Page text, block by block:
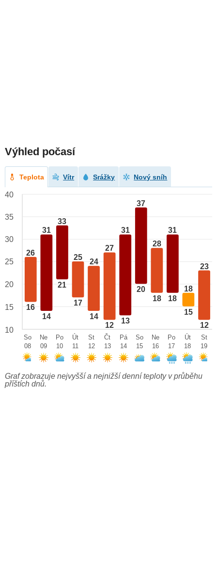
Výhled počasí
Teplota Vítr Srážky Nový sníh
26
16
31
14
33
21
25
17
24
14
27
12
31
13
37
20
28
18
31
18
18
15
23
12
40
35
30
25
20
15
10
So
08
Ne
09
Po
10
Út
11
St
12
Čt
13
Pá
14
So
15
Ne
16
Po
17
Út
18
St
19
Graf zobrazuje nejvyšší a nejnižší denní teploty v průběhu
příštích dnů.